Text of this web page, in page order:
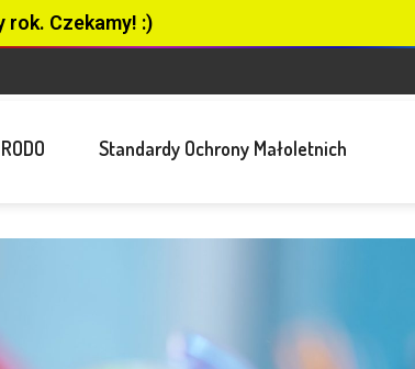
rok. Czekamy! :)
RODO Standardy Ochrony Małoletnich